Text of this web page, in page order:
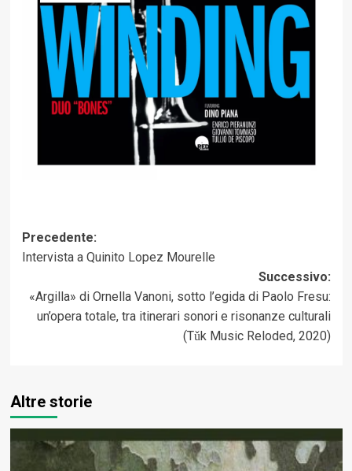
Navigazione
articolo
Precedente:
Intervista a Quinito Lopez Mourelle
Successivo:
«Argilla» di Ornella Vanoni, sotto l’egida di Paolo Fresu:
un’opera totale, tra itinerari sonori e risonanze culturali
(Tǔk Music Reloded, 2020)
Altre storie